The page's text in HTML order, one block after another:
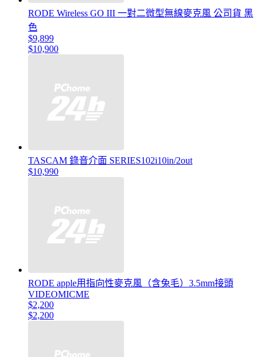
RODE Wireless GO III 一對二微型無線麥克風 公司貨 黑
色
$9,899
$10,900
TASCAM 錄音介面 SERIES102i10in/2out
$10,990
RODE apple用指向性麥克風（含兔毛）3.5mm接頭
VIDEOMICME
$2,200
$2,200